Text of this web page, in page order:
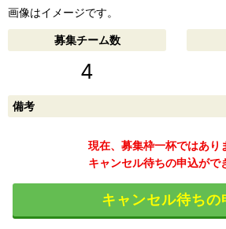
画像はイメージです。
募集チーム数
4
備考
現在、募集枠一杯ではあり
キャンセル待ちの申込がで
キャンセル待ちの